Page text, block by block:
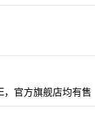
官方旗舰店均有售